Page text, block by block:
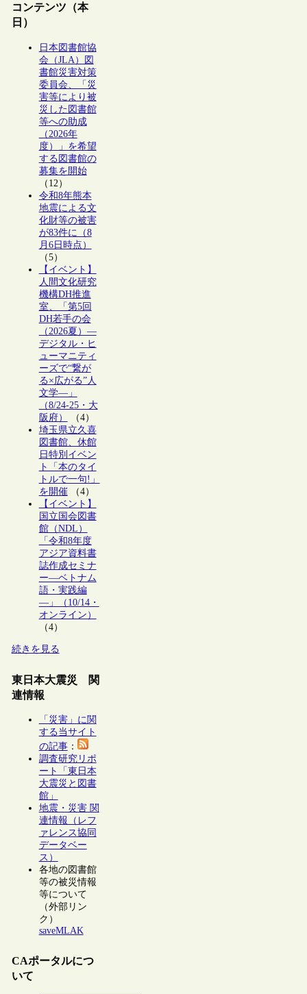
コンテンツ（本
日）
日本図書館協
会（JLA）図
書館災害対策
委員会、「災
害等により被
災した図書館
等への助成
（2026年
度）」を希望
する図書館の
募集を開始
（12）
令和8年熊本
地震による文
化財等の被害
が83件に（8
月6日時点）
（5）
【イベント】
人間文化研究
機構DH推進
室、「第5回
DH若手の会
（2026夏）―
デジタル・ヒ
ューマニティ
ーズで“繋が
る×広がる”人
文学―」
（8/24-25・大
阪府）
（4）
埼玉県立久喜
図書館、休館
日特別イベン
ト「本のタイ
トルで一句!」
を開催（4）
【イベント】
国立国会図書
館（NDL）
「令和8年度
アジア資料書
誌作成セミナ
ー―ベトナム
語・実践編
―」（10/14・
オンライン）
（4）
続きを見る
東日本大震災 関
連情報
「災害」に関
する当サイト
の記事：
調査研究リポ
ート「東日本
大震災と図書
館」
地震・災害 関
連情報（レフ
ァレンス協同
データベー
ス）
各地の図書館
等の被災情報
等について
（外部リン
ク）
saveMLAK
CAポータルにつ
いて